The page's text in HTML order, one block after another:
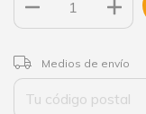
Entregas para el CP:
Medios de envío